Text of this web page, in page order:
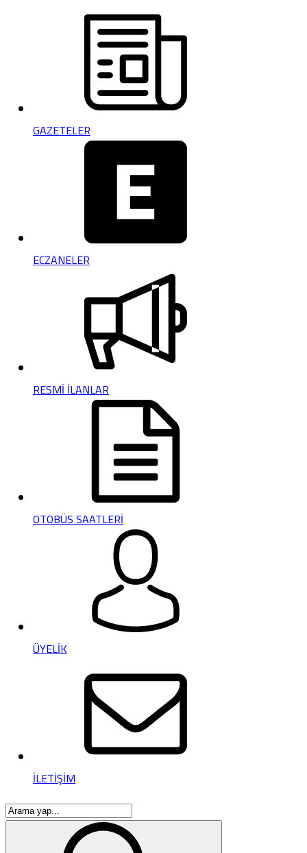
GAZETELER
ECZANELER
RESMİ İLANLAR
OTOBÜS SAATLERİ
ÜYELİK
İLETİŞİM